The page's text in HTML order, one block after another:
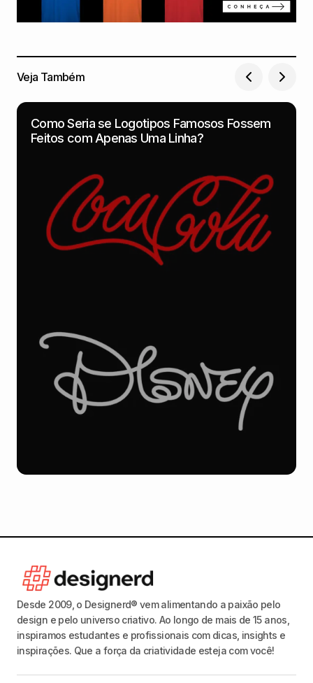
Veja Também
Como Seria se Logotipos Famosos Fossem
Feitos com Apenas Uma Linha?
Desde 2009, o Designerd® vem alimentando a paixão pelo
design e pelo universo criativo. Ao longo de mais de 15 anos,
inspiramos estudantes e profissionais com dicas, insights e
inspirações. Que a força da criatividade esteja com você!